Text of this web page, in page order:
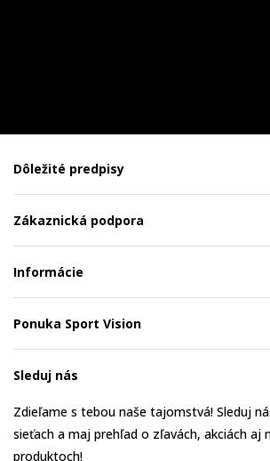
Dôležité predpisy
Zákaznická podpora
Informácie
Ponuka Sport Vision
Sleduj nás
Zdieľame s tebou naše tajomstvá! Sleduj
sieťach a maj prehľad o zľavách, akciách aj
produktoch!